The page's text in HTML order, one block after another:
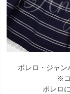
ボレロ・ジャン
※
ボレロ